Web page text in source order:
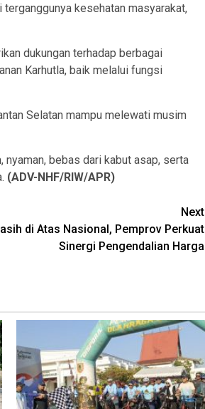
kesehatan masyarakat,
dukungan terhadap berbagai
Karhutla, baik melalui fungsi
Selatan mampu melewati musim
nyaman, bebas dari kabut asap, serta
(ADV-NHF/RIW/APR)
Next
di Atas Nasional, Pemprov Perkuat
Sinergi Pengendalian Harga